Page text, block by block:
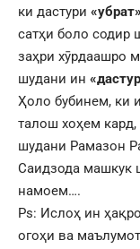
ки дастури «убрат»
сатҳи боло содир
заҳри хӯрдаашро
шудани ин
Ҳоло бубинем, ки
талош хоҳем кард,
шудани Рамазон
Саидзода машкук
намоем….
Ps: Ислоҳ ин
огоҳи ва